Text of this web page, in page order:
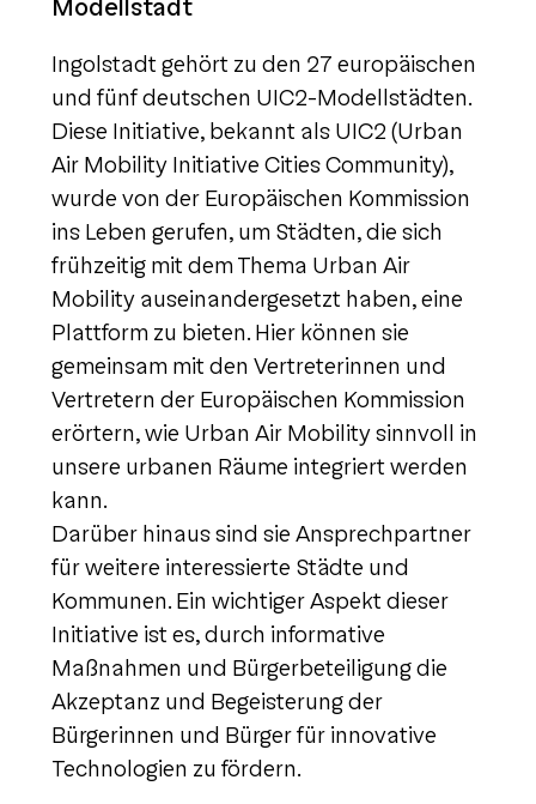
Modellstadt
Ingolstadt gehört zu den 27 europäischen
und fünf deutschen UIC2-Modellstädten.
Diese Initiative, bekannt als UIC2 (Urban
Air Mobility Initiative Cities Community),
wurde von der Europäischen Kommission
ins Leben gerufen, um Städten, die sich
frühzeitig mit dem Thema Urban Air
Mobility auseinandergesetzt haben, eine
Plattform zu bieten. Hier können sie
gemeinsam mit den Vertreterinnen und
Vertretern der Europäischen Kommission
erörtern, wie Urban Air Mobility sinnvoll in
unsere urbanen Räume integriert werden
kann.
Darüber hinaus sind sie Ansprechpartner
für weitere interessierte Städte und
Kommunen. Ein wichtiger Aspekt dieser
Initiative ist es, durch informative
Maßnahmen und Bürgerbeteiligung die
Akzeptanz und Begeisterung der
Bürgerinnen und Bürger für innovative
Technologien zu fördern.